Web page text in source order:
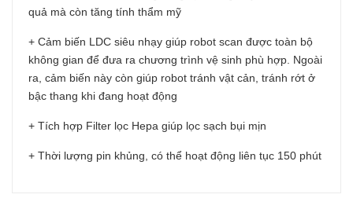
quả mà còn tăng tính thẩm mỹ
+ Cảm biến LDC siêu nhạy giúp robot scan được toàn bộ
không gian để đưa ra chương trình vệ sinh phù hợp. Ngoài
ra, cảm biến này còn giúp robot tránh vật cản, tránh rớt ở
bậc thang khi đang hoạt động
+ Tích hợp Filter lọc Hepa giúp lọc sạch bụi mịn
+ Thời lượng pin khủng, có thể hoạt động liên tục 150 phút